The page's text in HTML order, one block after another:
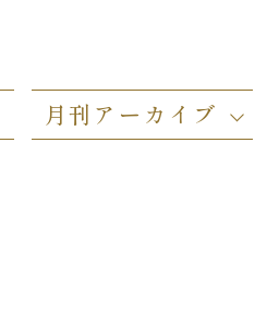
月刊アーカイブ